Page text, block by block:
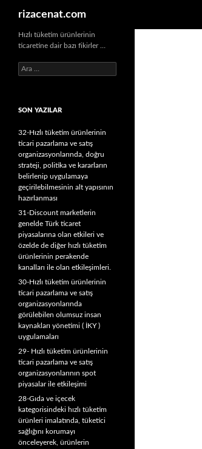
rizacenat.com
Hızlı tüketim ürünlerinin
ticaretine dair bazı fikirler …
A
r
a
SON YAZILAR
32-Hızlı tüketim ürünlerinin
ticari pazarlama ve satış
organizasyonlarında, doğru
strateji, politika ve kararların
belirlenip uygulamaya
geçirilebilmesinin alt yapısının
hazırlanması
31-Discount marketlerin
genelde Türk ticaret
piyasalarına olan etkileri ve
özelde de diğer hızlı tüketim
ürünlerinin perakende
kanalları ile olan etkileşimleri.
30-Hızlı tüketim ürünlerinin
ticari pazarlama ve satış
organizasyonlarında
görülebilen olumsuz insan
kaynakları yönetimi ( İKY )
uygulamaları
29- Hızlı tüketim ürünlerinin
ticari pazarlama ve satış
organizasyonlarının spot
piyasalar ile etkileşimi
28-Gıda ve içecek
kategorisindeki hızlı tüketim
ürünleri imalatında, tüketici
sağlığını korumayı
önceleyerek, ürünlerin